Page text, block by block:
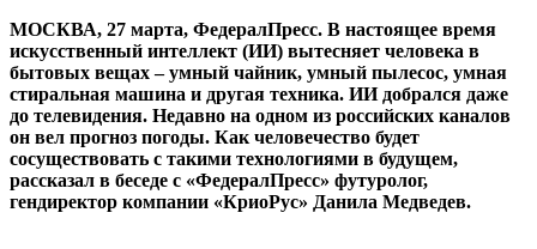
МОСКВА, 27 марта, ФедералПресс. В настоящее время
искусственный интеллект (ИИ) вытесняет человека в
бытовых вещах – умный чайник, умный пылесос, умная
стиральная машина и другая техника. ИИ добрался даже
до телевидения. Недавно на одном из российских каналов
он вел прогноз погоды. Как человечество будет
сосуществовать с такими технологиями в будущем,
рассказал в беседе с «ФедералПресс» футуролог,
гендиректор компании «КриоРус» Данила Медведев.